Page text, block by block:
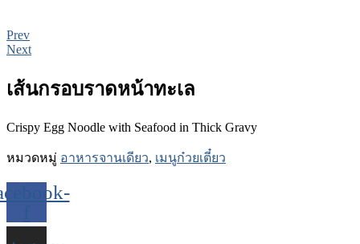
Prev
Next
เส้นกรอบราดหน้าทะเล
Crispy Egg Noodle with Seafood in Thick Gravy
หมวดหมู่ อาหารจานเดียว, เมนูก๋วยเตี๋ยว